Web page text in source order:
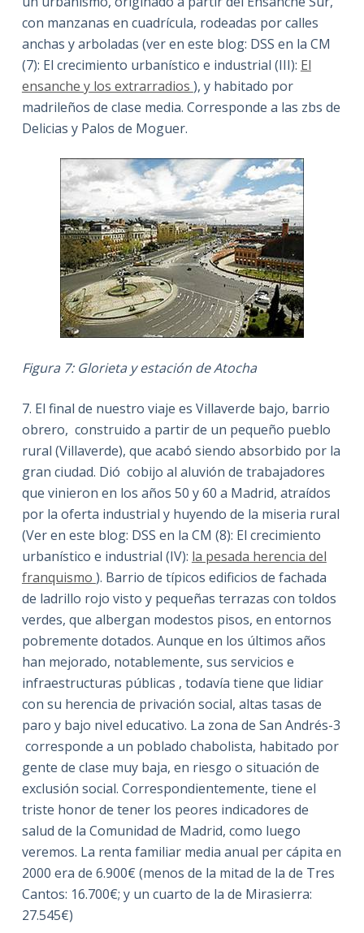
con manzanas en cuadrícula, rodeadas por calles
anchas y arboladas (ver en este blog: DSS en la CM
(7): El crecimiento urbanístico e industrial (III): El
ensanche y los extrarradios ), y habitado por
madrileños de clase media. Corresponde a las zbs de
Delicias y Palos de Moguer.
Figura 7: Glorieta y estación de Atocha
7. El final de nuestro viaje es Villaverde bajo, barrio
obrero, construido a partir de un pequeño pueblo
rural (Villaverde), que acabó siendo absorbido por la
gran ciudad. Dió cobijo al aluvión de trabajadores
que vinieron en los años 50 y 60 a Madrid, atraídos
por la oferta industrial y huyendo de la miseria rural
(Ver en este blog: DSS en la CM (8): El crecimiento
urbanístico e industrial (IV): la pesada herencia del
franquismo ). Barrio de típicos edificios de fachada
de ladrillo rojo visto y pequeñas terrazas con toldos
verdes, que albergan modestos pisos, en entornos
pobremente dotados. Aunque en los últimos años
han mejorado, notablemente, sus servicios e
infraestructuras públicas , todavía tiene que lidiar
con su herencia de privación social, altas tasas de
paro y bajo nivel educativo. La zona de San Andrés-3
corresponde a un poblado chabolista, habitado por
gente de clase muy baja, en riesgo o situación de
exclusión social. Correspondientemente, tiene el
triste honor de tener los peores indicadores de
salud de la Comunidad de Madrid, como luego
veremos. La renta familiar media anual per cápita en
2000 era de 6.900€ (menos de la mitad de la de Tres
Cantos: 16.700€; y un cuarto de la de Mirasierra:
27.545€)